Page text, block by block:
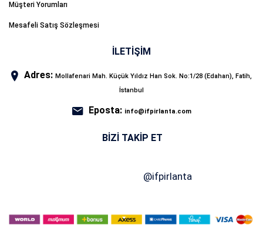
Müşteri Yorumları
Mesafeli Satış Sözleşmesi
İLETİŞİM
Adres: Mollafenari Mah. Küçük Yıldız Han Sok. No:1/28 (Edahan), Fatih,
İstanbul
Eposta: info@ifpirlanta.com
BIZI TAKIP ET